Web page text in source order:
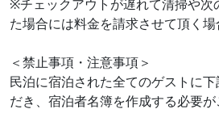
※チェックアウトが遅れて清掃や次
た場合には料金を請求させて頂く場
＜禁止事項・注意事項＞
民泊に宿泊された全てのゲストに
だき、宿泊者名簿を作成する必要が